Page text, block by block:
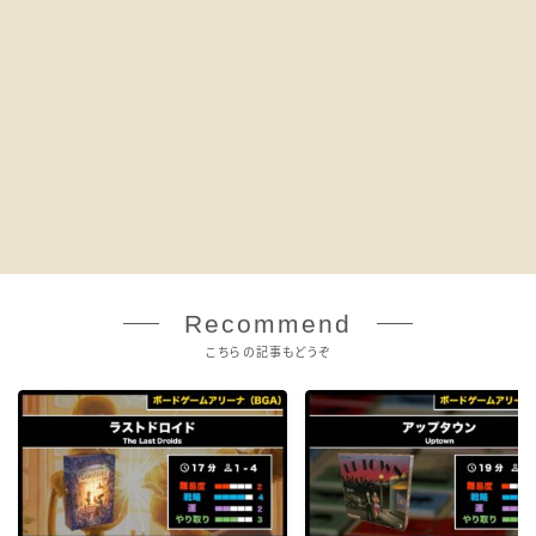
Recommend
こちらの記事もどうぞ